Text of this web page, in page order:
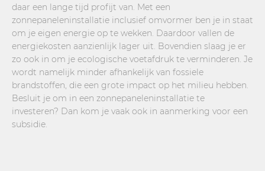
daar een lange tijd profijt van. Met een
zonnepaneleninstallatie inclusief omvormer ben je in staat
om je eigen energie op te wekken. Daardoor vallen de
energiekosten aanzienlijk lager uit. Bovendien slaag je er
zo ook in om je ecologische voetafdruk te verminderen. Je
wordt namelijk minder afhankelijk van fossiele
brandstoffen, die een grote impact op het milieu hebben.
Besluit je om in een zonnepaneleninstallatie te
investeren? Dan kom je vaak ook in aanmerking voor een
subsidie.